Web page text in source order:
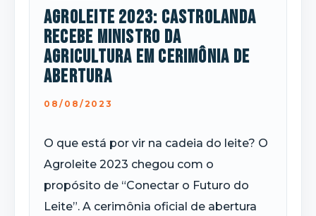
Agroleite 2023: Castrolanda
recebe Ministro da
Agricultura em cerimônia de
abertura
08/08/2023
O que está por vir na cadeia do leite? O
Agroleite 2023 chegou com o
propósito de “Conectar o Futuro do
Leite”. A cerimônia oficial de abertura